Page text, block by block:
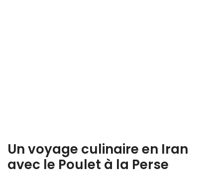
Un voyage culinaire en Iran
avec le Poulet à la Perse